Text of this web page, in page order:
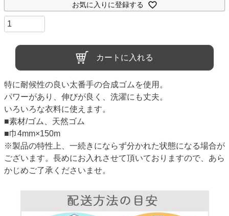
お気に入りに登録する
カートに入れる
特に耐候性の良い太番手の合成ゴムを使用。
パワーがあり、伸びが良く、洗濯にも丈夫。
いろいろな衣料に使えます。
■素材/ゴム、天然ゴム
■巾4mm×150m
※製品の特性上、一続きにならず分かれた状態になる場合が
ございます。長めにお入れさせて頂いておりますので、あら
かじめご了承くださいませ。